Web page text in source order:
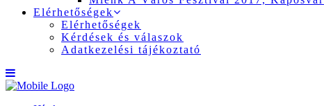
Elérhetőségek
Elérhetőségek
Kérdések és válaszok
Adatkezelési tájékoztató